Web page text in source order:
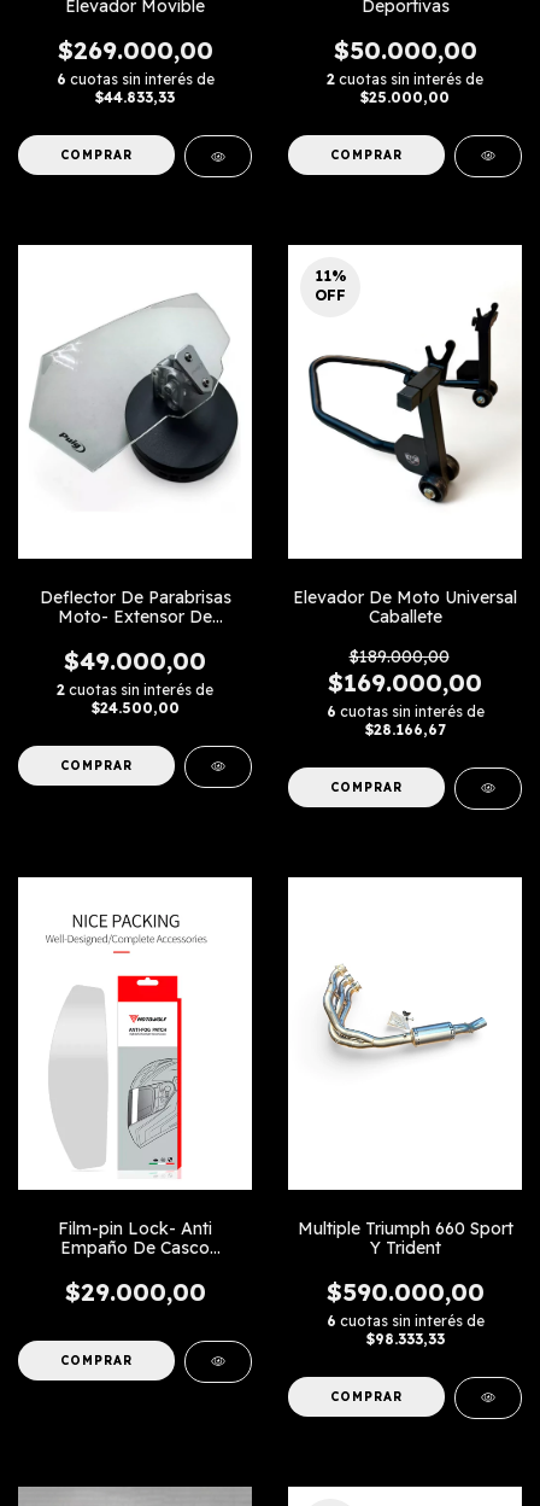
Elevador Movible
$269.000,00
6 cuotas sin interés de
$44.833,33
COMPRAR
Deportivas
$50.000,00
2 cuotas sin interés de
$25.000,00
COMPRAR
Deflector De Parabrisas
Moto- Extensor De
$49.000,00
2 cuotas sin interés de
$24.500,00
COMPRAR
11%
OFF
Elevador De Moto Universal
Caballete
$189.000,00
$169.000,00
6 cuotas sin interés de
$28.166,67
COMPRAR
Film-pin Lock- Anti
Empaño De Casco
$29.000,00
Multiple Triumph 660 Sport
Y Trident
$590.000,00
6 cuotas sin interés de
$98.333,33